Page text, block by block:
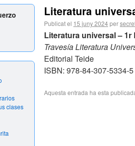
clases
Literatura
Publicat el 15 juny 2024per
Literatura universal – 1r
Travesía Literatura
Editorial Teide
ISBN: 978-84-307-5334-5
Aquesta entrada ha esta